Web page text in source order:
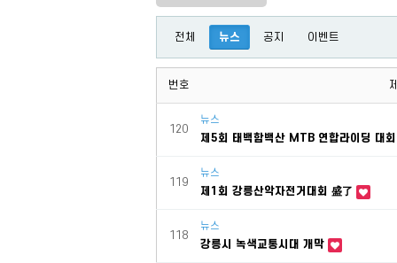
전체 뉴스 공지 이벤트
번호
120
뉴스
제5회 태백함백산 MTB 연합라이딩 대
119
뉴스
제1회 강릉산악자전거대회 盛了
118
뉴스
강릉시 녹색교통시대 개막